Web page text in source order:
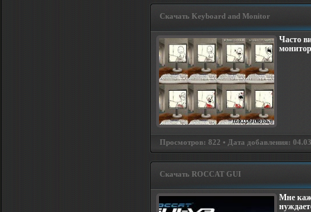
Скачать Keyboard and Monitor
Часто
Просмотров: 822 • Дата добавления:
Скачать ROCCAT GUI
Мне